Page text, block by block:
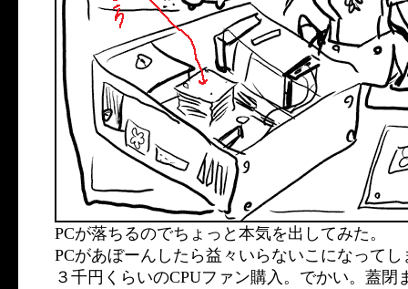
PCが落ちるのでちょっと本気を出してみた。
PCがあぼーんしたら益々いらないこになってし
３千円くらいのCPUファン購入。でかい。蓋閉